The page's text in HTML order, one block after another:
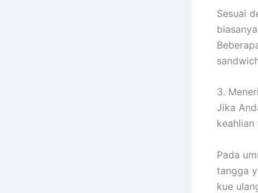
Sesuai
3.
Jika
Pada
tangga
kue